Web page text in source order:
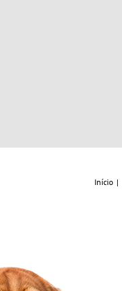
Início |